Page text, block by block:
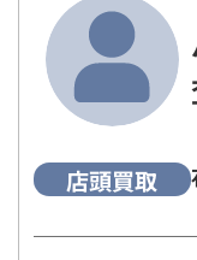
店頭買取